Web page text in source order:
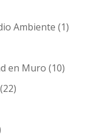
Ambiente (1)
en Muro (10)
(22)